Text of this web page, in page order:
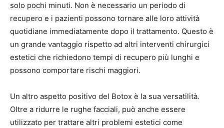
solo pochi minuti. Non è necessario un periodo di
recupero e i pazienti possono tornare alle loro attività
quotidiane immediatamente dopo il trattamento. Questo è
un grande vantaggio rispetto ad altri interventi chirurgici
estetici che richiedono tempi di recupero più lunghi e
possono comportare rischi maggiori.
Un altro aspetto positivo del Botox è la sua versatilità.
Oltre a ridurre le rughe facciali, può anche essere
utilizzato per trattare altri problemi estetici come